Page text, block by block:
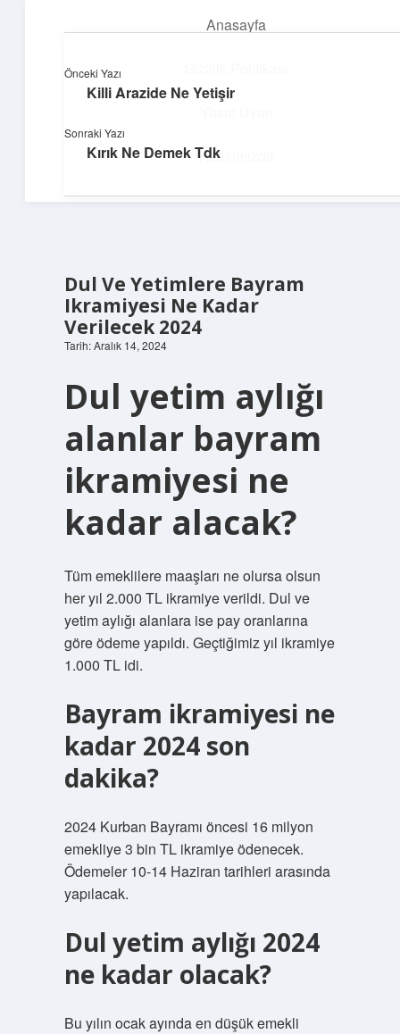
Anasayfa
Hakkımızda
Teknoloji ve İlham
Dijital dünyada keyifli bir macera!
Dul Ve Yetimlere Bayram
Ikramiyesi Ne Kadar
Verilecek 2024
Tarih: Aralık 14, 2024
Dul yetim aylığı
alanlar bayram
ikramiyesi ne
kadar alacak?
Tüm emeklilere maaşları ne olursa olsun
her yıl 2.000 TL ikramiye verildi. Dul ve
yetim aylığı alanlara ise pay oranlarına
göre ödeme yapıldı. Geçtiğimiz yıl ikramiye
1.000 TL idi.
Bayram ikramiyesi ne
kadar 2024 son
dakika?
2024 Kurban Bayramı öncesi 16 milyon
emekliye 3 bin TL ikramiye ödenecek.
Ödemeler 10-14 Haziran tarihleri ​​arasında
yapılacak.
Dul yetim aylığı 2024
ne kadar olacak?
Bu yılın ocak ayında en düşük emekli
Önceki Yazı
Killi Arazide Ne Yetişir
Sonraki Yazı
Kırık Ne Demek Tdk